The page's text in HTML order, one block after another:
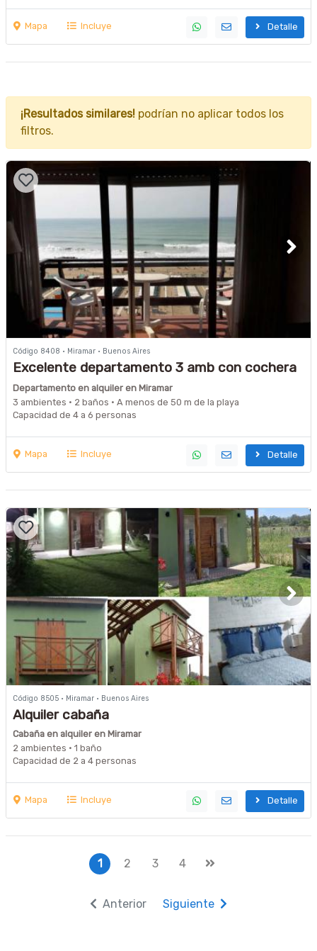
Mapa Incluye Detalle
¡Resultados similares! podrían no aplicar todos los
filtros.
Código 8408 · Miramar · Buenos Aires
Excelente departamento 3 amb con cochera
frente al mar
Departamento en alquiler en Miramar
3 ambientes · 2 baños · A menos de 50 m de la playa
Capacidad de 4 a 6 personas
Mapa Incluye Detalle
Código 8505 · Miramar · Buenos Aires
Alquiler cabaña
Cabaña en alquiler en Miramar
2 ambientes · 1 baño
Capacidad de 2 a 4 personas
Mapa Incluye Detalle
1 2 3 4
Anterior Siguiente